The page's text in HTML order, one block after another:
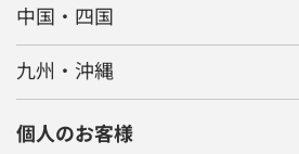
中国・四国
九州・沖縄
個人のお客様